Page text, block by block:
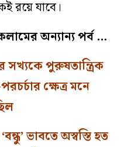
রয়ে যাবে।
অন্যান্য পর্ব …
সখ্যকে পুরুষতান্ত্রিক
ক্ষেত্র মনে
ভাবতে অস্বস্তি হত